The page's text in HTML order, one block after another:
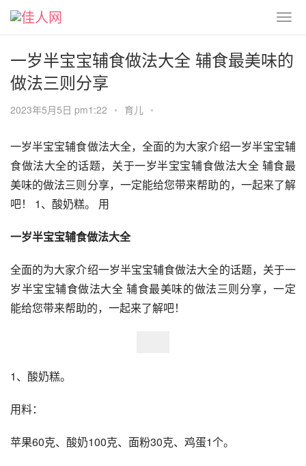
一岁半宝宝辅食做法大全 辅食最美味的
做法三则分享
2023年5月5日 pm1:22 • 育儿 •
一岁半宝宝辅食做法大全，全面的为大家介绍一岁半宝宝辅
食做法大全的话题，关于一岁半宝宝辅食做法大全 辅食最
美味的做法三则分享，一定能给您带来帮助的，一起来了解
吧！ 1、酸奶糕。 用
一岁半宝宝辅食做法大全
全面的为大家介绍一岁半宝宝辅食做法大全的话题，关于一
岁半宝宝辅食做法大全 辅食最美味的做法三则分享，一定
能给您带来帮助的，一起来了解吧！
1、酸奶糕。
用料：
苹果60克、酸奶100克、面粉30克、鸡蛋1个。